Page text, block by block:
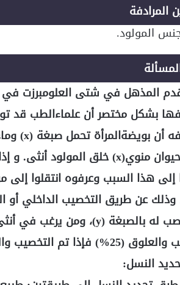
المرادفة
جنس المولود.
المذهل في شتى العلومبرزت في
بشكل مختصر أن علماءالطب قد
إلى هذا السبب وعرفوه انتقلوا
تم التخصيب والعلوق كانت نسبة النجاح (99%).
النسل: